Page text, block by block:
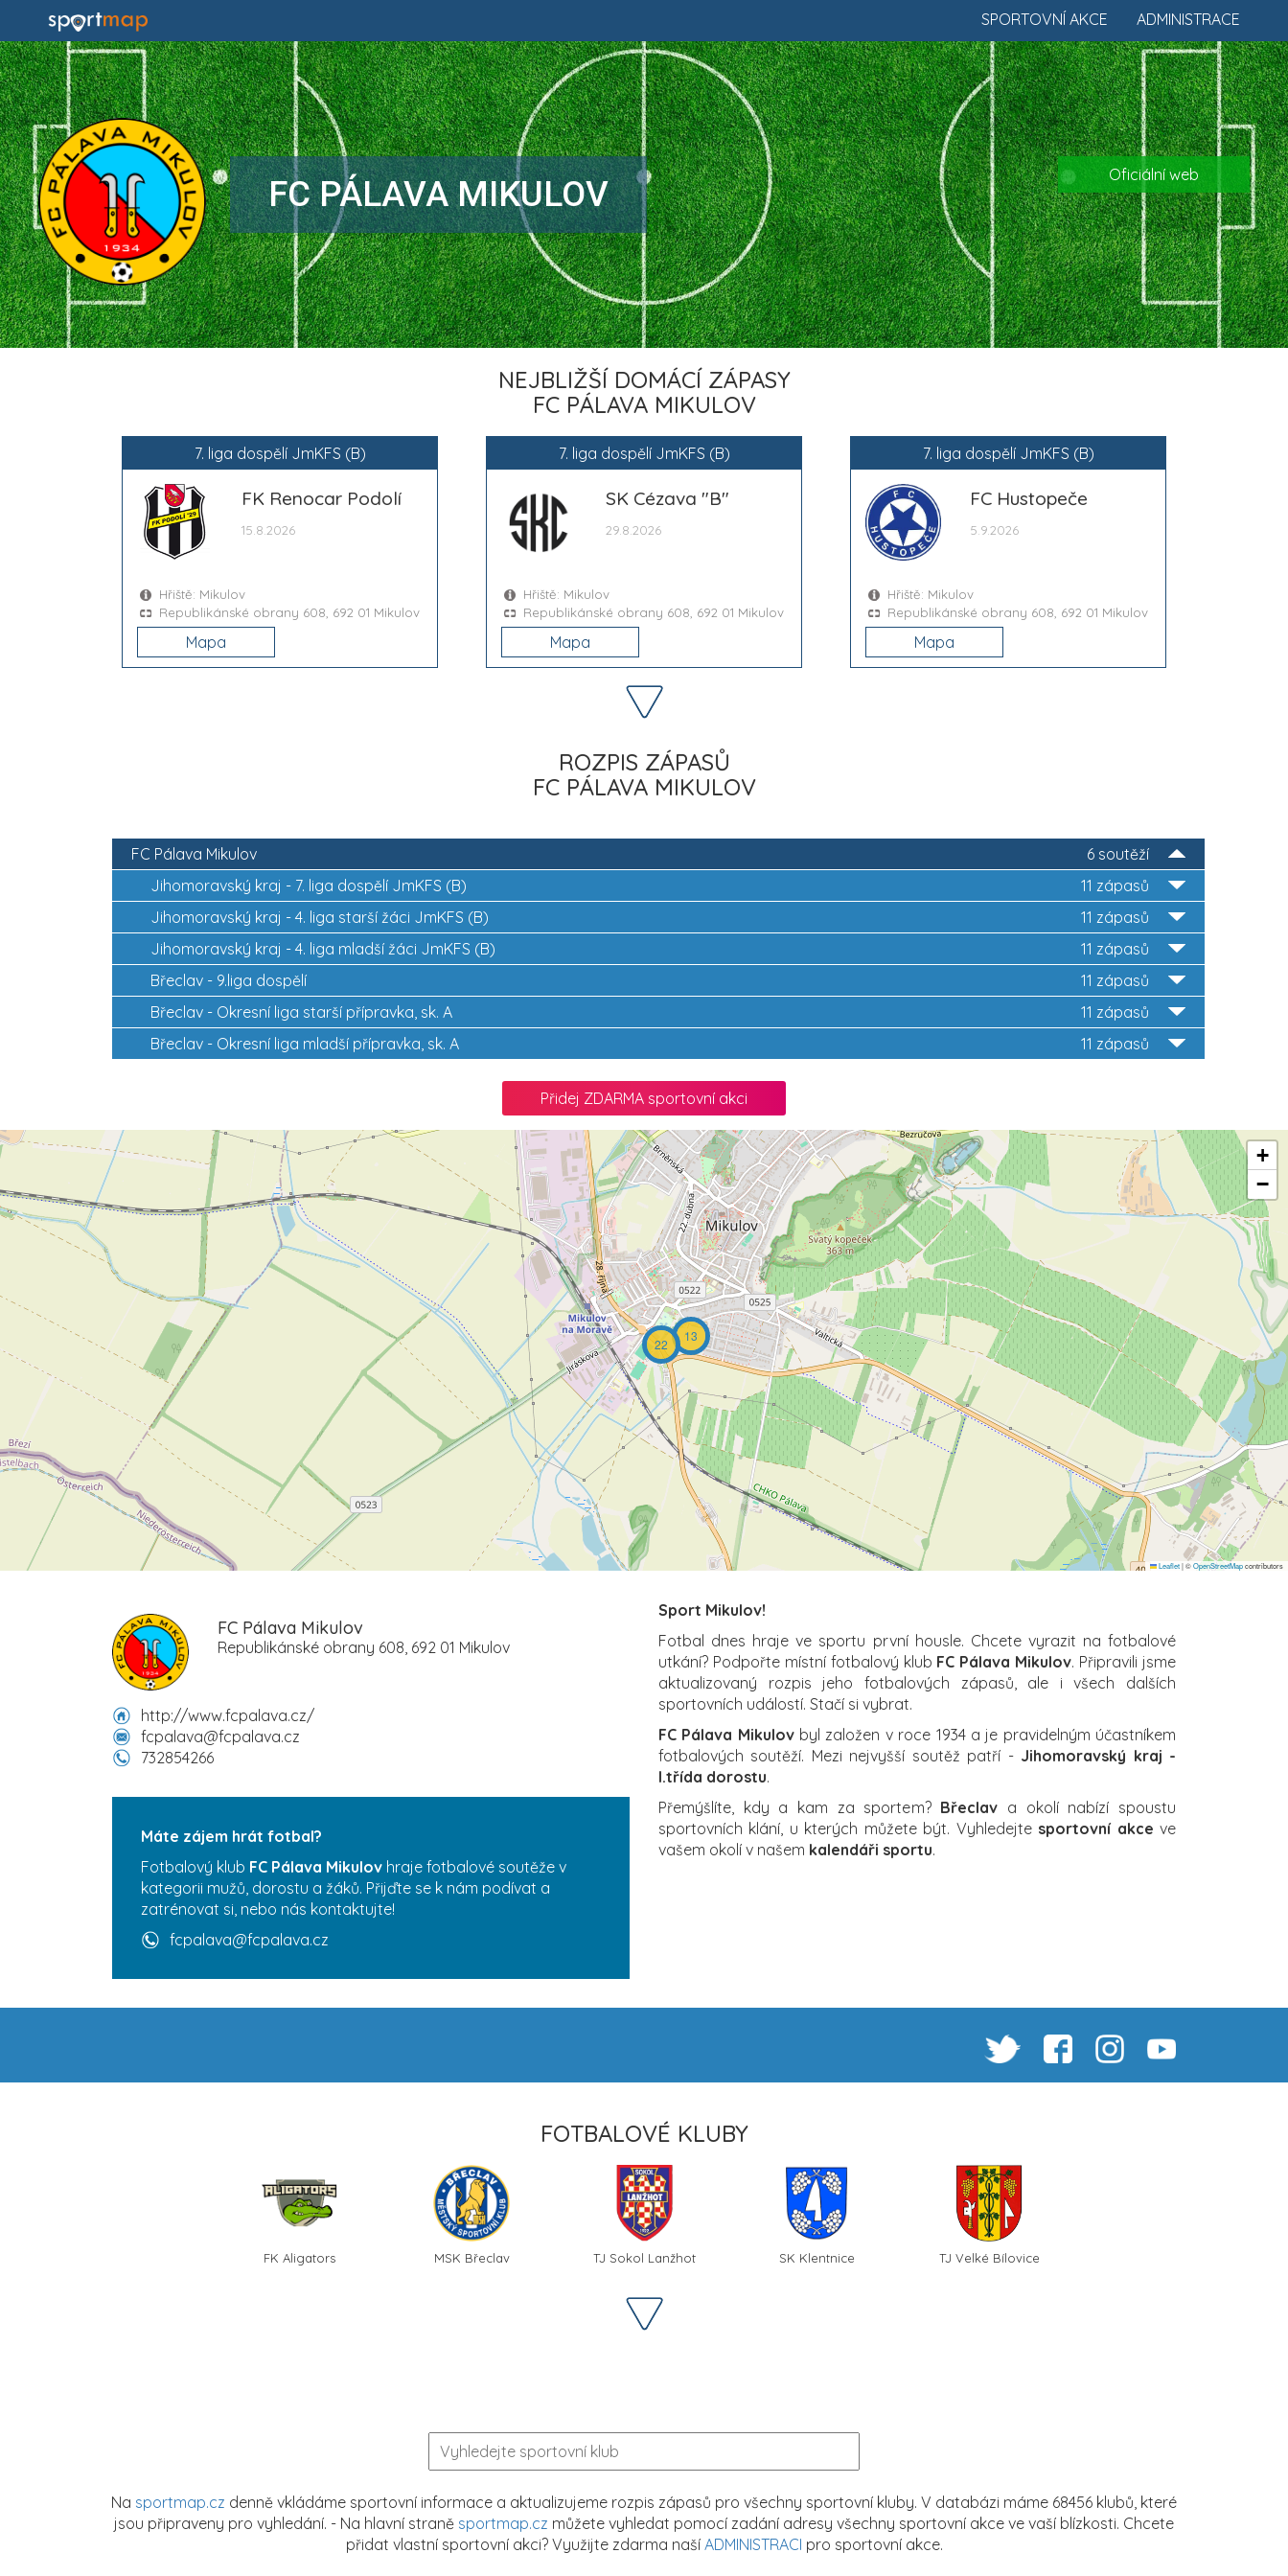
ADMINISTRACE
SPORTOVNÍ AKCE
FC PÁLAVA MIKULOV Oficiální web
NEJBLIŽŠÍ DOMÁCÍ ZÁPASY
FC PÁLAVA MIKULOV
7. liga dospělí JmKFS (B)
FK Renocar Podolí
15.8.2026
Hřiště: Mikulov
Republikánské obrany 608, 692 01 Mikulov
Mapa
7. liga dospělí JmKFS (B)
SK Cézava "B"
29.8.2026
Hřiště: Mikulov
Republikánské obrany 608, 692 01 Mikulov
Mapa
7. liga dospělí JmKFS (B)
FC Hustopeče
5.9.2026
Hřiště: Mikulov
Republikánské obrany 608, 692 01 Mikulov
Mapa
ROZPIS ZÁPASŮ
FC PÁLAVA MIKULOV
6 soutěží
FC Pálava Mikulov
11 zápasů
Jihomoravský kraj - 7. liga dospělí JmKFS (B)
11 zápasů
Jihomoravský kraj - 4. liga starší žáci JmKFS (B)
11 zápasů
Jihomoravský kraj - 4. liga mladší žáci JmKFS (B)
11 zápasů
Břeclav - 9.liga dospělí
11 zápasů
Břeclav - Okresní liga starší přípravka, sk. A
11 zápasů
Břeclav - Okresní liga mladší přípravka, sk. A
Přidej ZDARMA sportovní akci
13
22
+
−
Leaflet|©OpenStreetMapcontributors
FC Pálava Mikulov
Republikánské obrany 608, 692 01 Mikulov
http://www.fcpalava.cz/
fcpalava@fcpalava.cz
732854266
Máte zájem hrát fotbal?
Fotbalový klub FC Pálava Mikulov hraje fotbalové soutěže v
kategorii mužů, dorostu a žáků. Přijďte se k nám podívat a
zatrénovat si, nebo nás kontaktujte!
fcpalava@fcpalava.cz
Sport Mikulov!
Fotbal dnes hraje ve sportu první housle. Chcete vyrazit na fotbalové
utkání? Podpořte místní fotbalový klub FC Pálava Mikulov. Připravili jsme
aktualizovaný rozpis jeho fotbalových zápasů, ale i všech dalších
sportovních událostí. Stačí si vybrat.
FC Pálava Mikulovbyl založen v roce 1934 a je pravidelným účastníkem
fotbalových soutěží. Mezi nejvyšší soutěž patří - Jihomoravský kraj -
I.třída dorostu.
Přemýšlíte, kdy a kam za sportem? Břeclav a okolí nabízí spoustu
sportovních klání, u kterých můžete být. Vyhledejte sportovní akce ve
vašem okolí v našem kalendáři sportu.
FOTBALOVÉ KLUBY
FK Aligators MSK Břeclav TJ Sokol Lanžhot SK Klentnice TJ Velké Bílovice
Na sportmap.cz denně vkládáme sportovní informace a aktualizujeme rozpis zápasů pro všechny sportovní kluby. V databázi máme 68456 klubů, které
jsou připraveny pro vyhledání. - Na hlavní straně sportmap.cz můžete vyhledat pomocí zadání adresy všechny sportovní akce ve vaší blízkosti. Chcete
přidat vlastní sportovní akci? Využijte zdarma naší ADMINISTRACI pro sportovní akce.